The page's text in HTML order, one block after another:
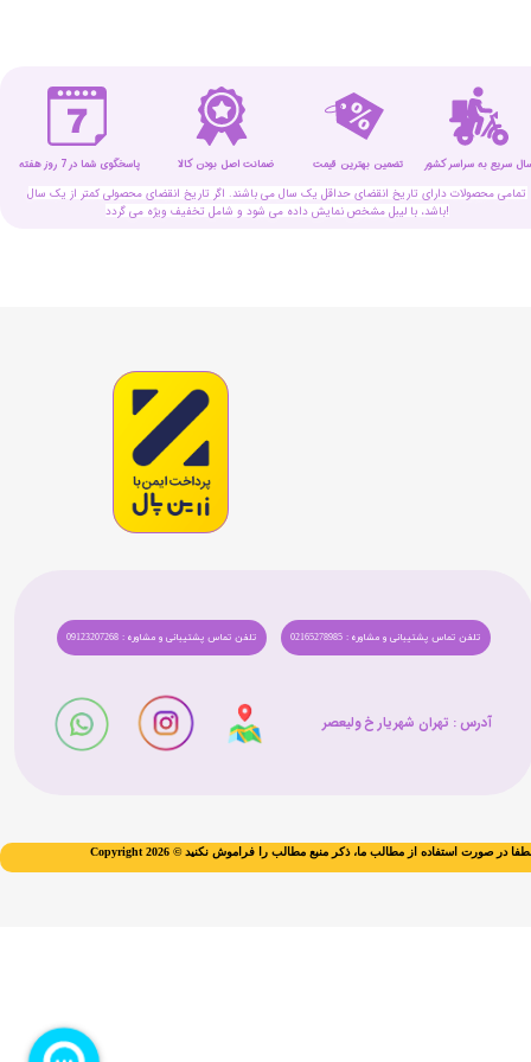
تمامی محصولات دارای تاریخ انقضای حداقل یک سال می باشند. اگر تاریخ انقضای محصولی کمتر از یک سال
باشد، با لیبل مشخص نمایش داده می شود و شامل تخفیف ویژه می گردد!
ضمانت اصل بودن کالا تضمین بهترین قیمت پاسخگوی شما در 7 روز هفته سریع به سراسر کشور
تلفن تماس پشتیبانی و مشاوره : 09123207268 تلفن تماس پشتیبانی و مشاوره : 02165278985
آدرس : تهران شهریار خ ولیعصر​​​​​​​